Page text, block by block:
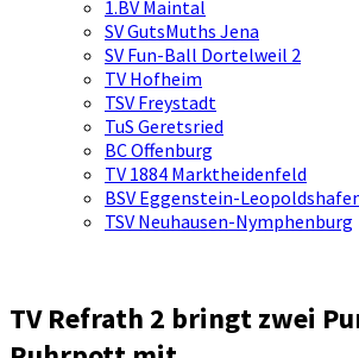
1.BV Maintal
SV GutsMuths Jena
SV Fun-Ball Dortelweil 2
TV Hofheim
TSV Freystadt
TuS Geretsried
BC Offenburg
TV 1884 Marktheidenfeld
BSV Eggenstein-
TSV Neuhausen-Nymphenburg
TV Refrath 2 bringt zwei